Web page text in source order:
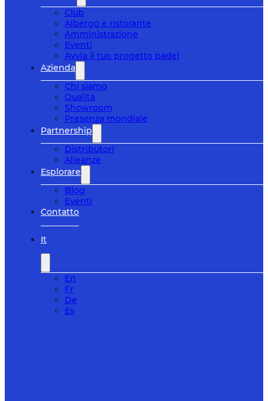
Club
Albergo e ristorante
Amministrazione
Eventi
Avvia il tuo progetto padel
Azienda
Chi siamo
Qualità
Showroom
Presenza mondiale
Partnership
Distributori
Alleanze
Esplorare
Blog
Eventi
Contatto
It
En
Fr
De
Es